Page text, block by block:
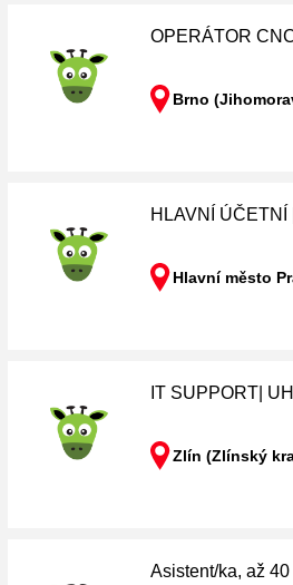
OPERÁTOR
Brno
HLAVNÍ ÚČETNÍ
Hlavní město
IT SUPPORT|
Zlín (Zlínský
Asistent/ka, až